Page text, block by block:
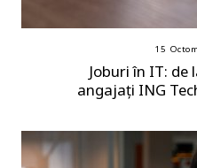
15
Joburi în IT: de
angajați ING